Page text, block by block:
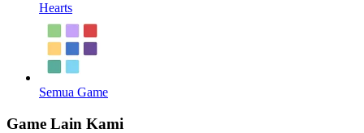
Hearts
Semua Game
Game Lain Kami